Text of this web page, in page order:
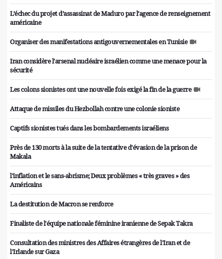
L’échec du projet d’assassinat de Maduro par l’agence de renseignement
américaine
Organiser des manifestations antigouvernementales en Tunisie
Iran considère l'arsenal nucléaire israélien comme une menace pour la
sécurité
Les colons sionistes ont une nouvelle fois exigé la fin de la guerre
Attaque de missiles du Hezbollah contre une colonie sioniste
Captifs sionistes tués dans les bombardements israéliens
Près de 130 morts à la suite de la tentative d'évasion de la prison de
Makala
l'inflation et le sans-abrisme; Deux problèmes « très graves » des
Américains
La destitution de Macron se renforce
Finaliste de l'équipe nationale féminine iranienne de Sepak Takra
Consultation des ministres des Affaires étrangères de l'Iran et de
l'Irlande sur Gaza